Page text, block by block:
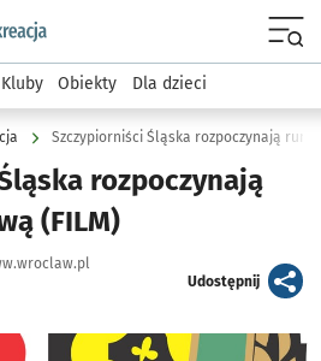
podserwis: Sport i rekreacja
Kluby Obiekty Dla dzieci
Szczypiorniści Śląska rozpoczynają
rozpoczynają
(FILM)
Udostępnijartykuł